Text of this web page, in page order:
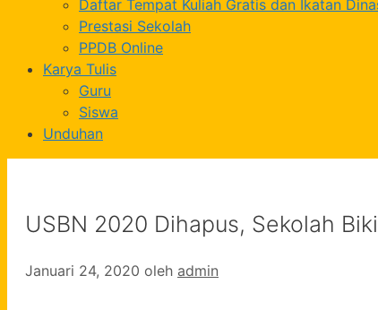
Daftar Tempat Kuliah Gratis dan Ikatan
Prestasi Sekolah
PPDB Online
Karya Tulis
Guru
Siswa
Unduhan
USBN 2020 Dihapus, Sekolah
Januari 24, 2020 oleh admin